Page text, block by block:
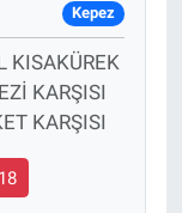
Kepez
KISAKÜREK
KARŞISI
KARŞISI